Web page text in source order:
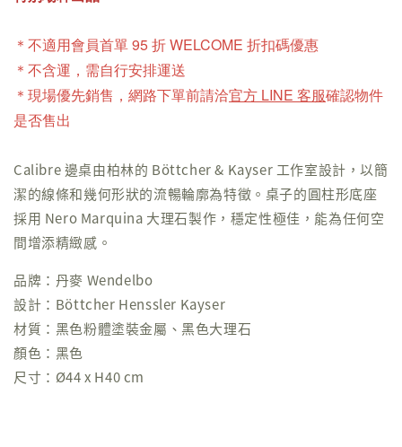
＊不適用會員首單 95 折 WELCOME 折扣碼優惠
＊不含運，需自行安排運送
＊現場優先銷售，網路下單前請洽官方 LINE 客服確認物件
是否售出
Calibre 邊桌由柏林的 Böttcher & Kayser 工作室設計，以簡
潔的線條和幾何形狀的流暢輪廓為特徵。桌子的圓柱形底座
採用 Nero Marquina 大理石製作，穩定性極佳，能為任何空
間增添精緻感。
品牌：丹麥 Wendelbo
設計：Böttcher Henssler Kayser
材質：黑色粉體塗裝金屬、黑色大理石
顏色：黑色
尺寸：Ø44 x H40 cm